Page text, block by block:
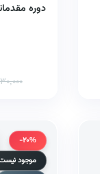
دوره
-20%
موجود